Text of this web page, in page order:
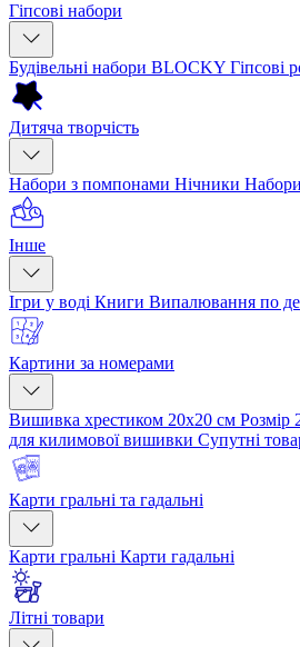
Гіпсові набори
Будівельні набори BLOCKY Гіпсові
Дитяча творчість
Набори з помпонами Нічники
Інше
Ігри у воді Книги Випалювання по
Картини за номерами
Вишивка хрестиком 20х20 см Розмір
для килимової вишивки Супутні
Карти гральні та гадальні
Карти гральні Карти гадальні
Літні товари